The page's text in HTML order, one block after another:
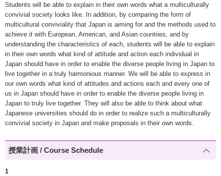
Students will be able to explain in their own words what a multiculturally
convivial society looks like. In addition, by comparing the form of
multicultural conviviality that Japan is aiming for and the methods used to
achieve it with European, American, and Asian countries, and by
understanding the characteristics of each, students will be able to explain
in their own words what kind of attitude and action each individual in
Japan should have in order to enable the diverse people living in Japan to
live together in a truly harmonious manner. We will be able to express in
our own words what kind of attitudes and actions each and every one of
us in Japan should have in order to enable the diverse people living in
Japan to truly live together. They will also be able to think about what
Japanese universities should do in order to realize such a multiculturally
convivial society in Japan and make proposals in their own words.
授業計画 / Course Schedule
1